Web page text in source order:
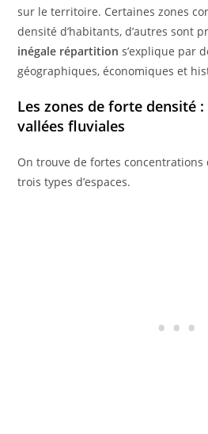
sur le territoire. Certaines zones
densité d’habitants, d’autres sont
inégale répartition s’explique par
géographiques, économiques et
Les zones de forte densité
vallées fluviales
On trouve de fortes
trois types d’espaces.